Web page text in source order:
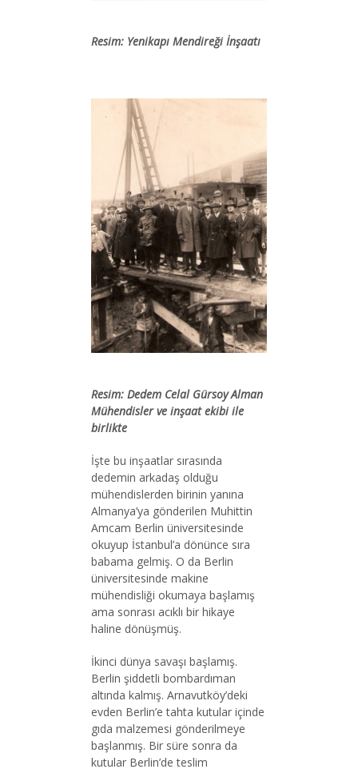
Resim: Yenikapı Mendireği İnşaatı
Resim: Dedem Celal Gürsoy Alman
Mühendisler ve inşaat ekibi ile
birlikte
İşte bu inşaatlar sırasında
dedemin arkadaş olduğu
mühendislerden birinin yanına
Almanya’ya gönderilen Muhittin
Amcam Berlin üniversitesinde
okuyup İstanbul’a dönünce sıra
babama gelmiş. O da Berlin
üniversitesinde makine
mühendisliği okumaya başlamış
ama sonrası acıklı bir hikaye
haline dönüşmüş.
İkinci dünya savaşı başlamış.
Berlin şiddetli bombardıman
altında kalmış. Arnavutköy’deki
evden Berlin’e tahta kutular içinde
gıda malzemesi gönderilmeye
başlanmış. Bir süre sonra da
kutular Berlin’de teslim